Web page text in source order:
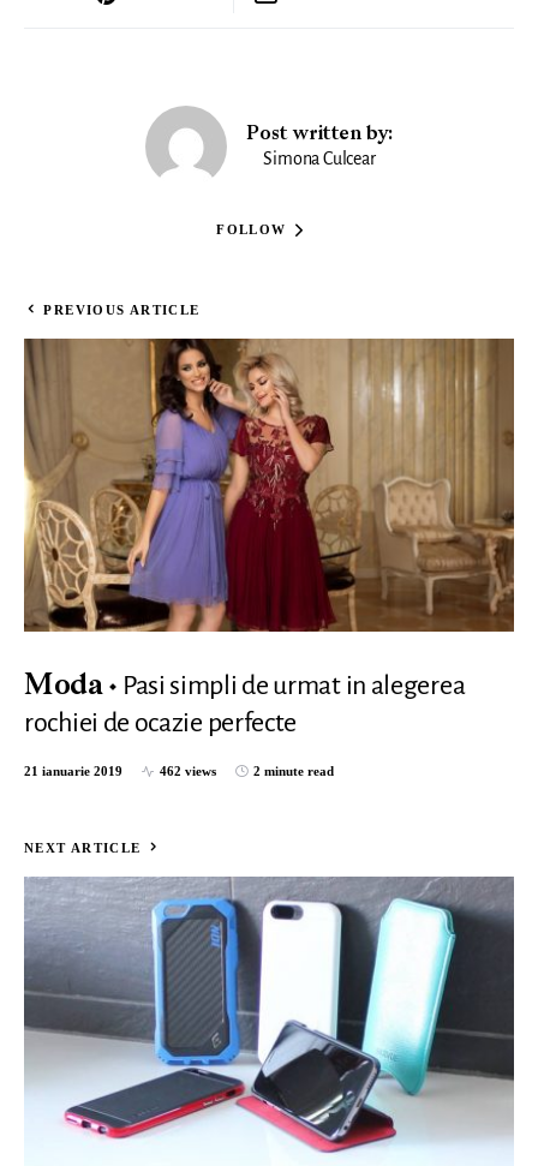
Post written by:
Simona Culcear
FOLLOW
PREVIOUS ARTICLE
Moda
Pasi simpli de urmat in alegerea
rochiei de ocazie perfecte
21 ianuarie 2019 462 views 2 minute read
NEXT ARTICLE